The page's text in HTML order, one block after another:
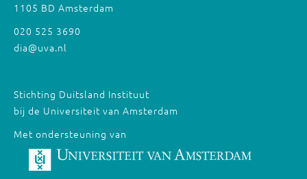
1105 BD Amsterdam
020 525 3690
dia@uva.nl
Stichting Duitsland Instituut
bij de Universiteit van Amsterdam
Met ondersteuning van